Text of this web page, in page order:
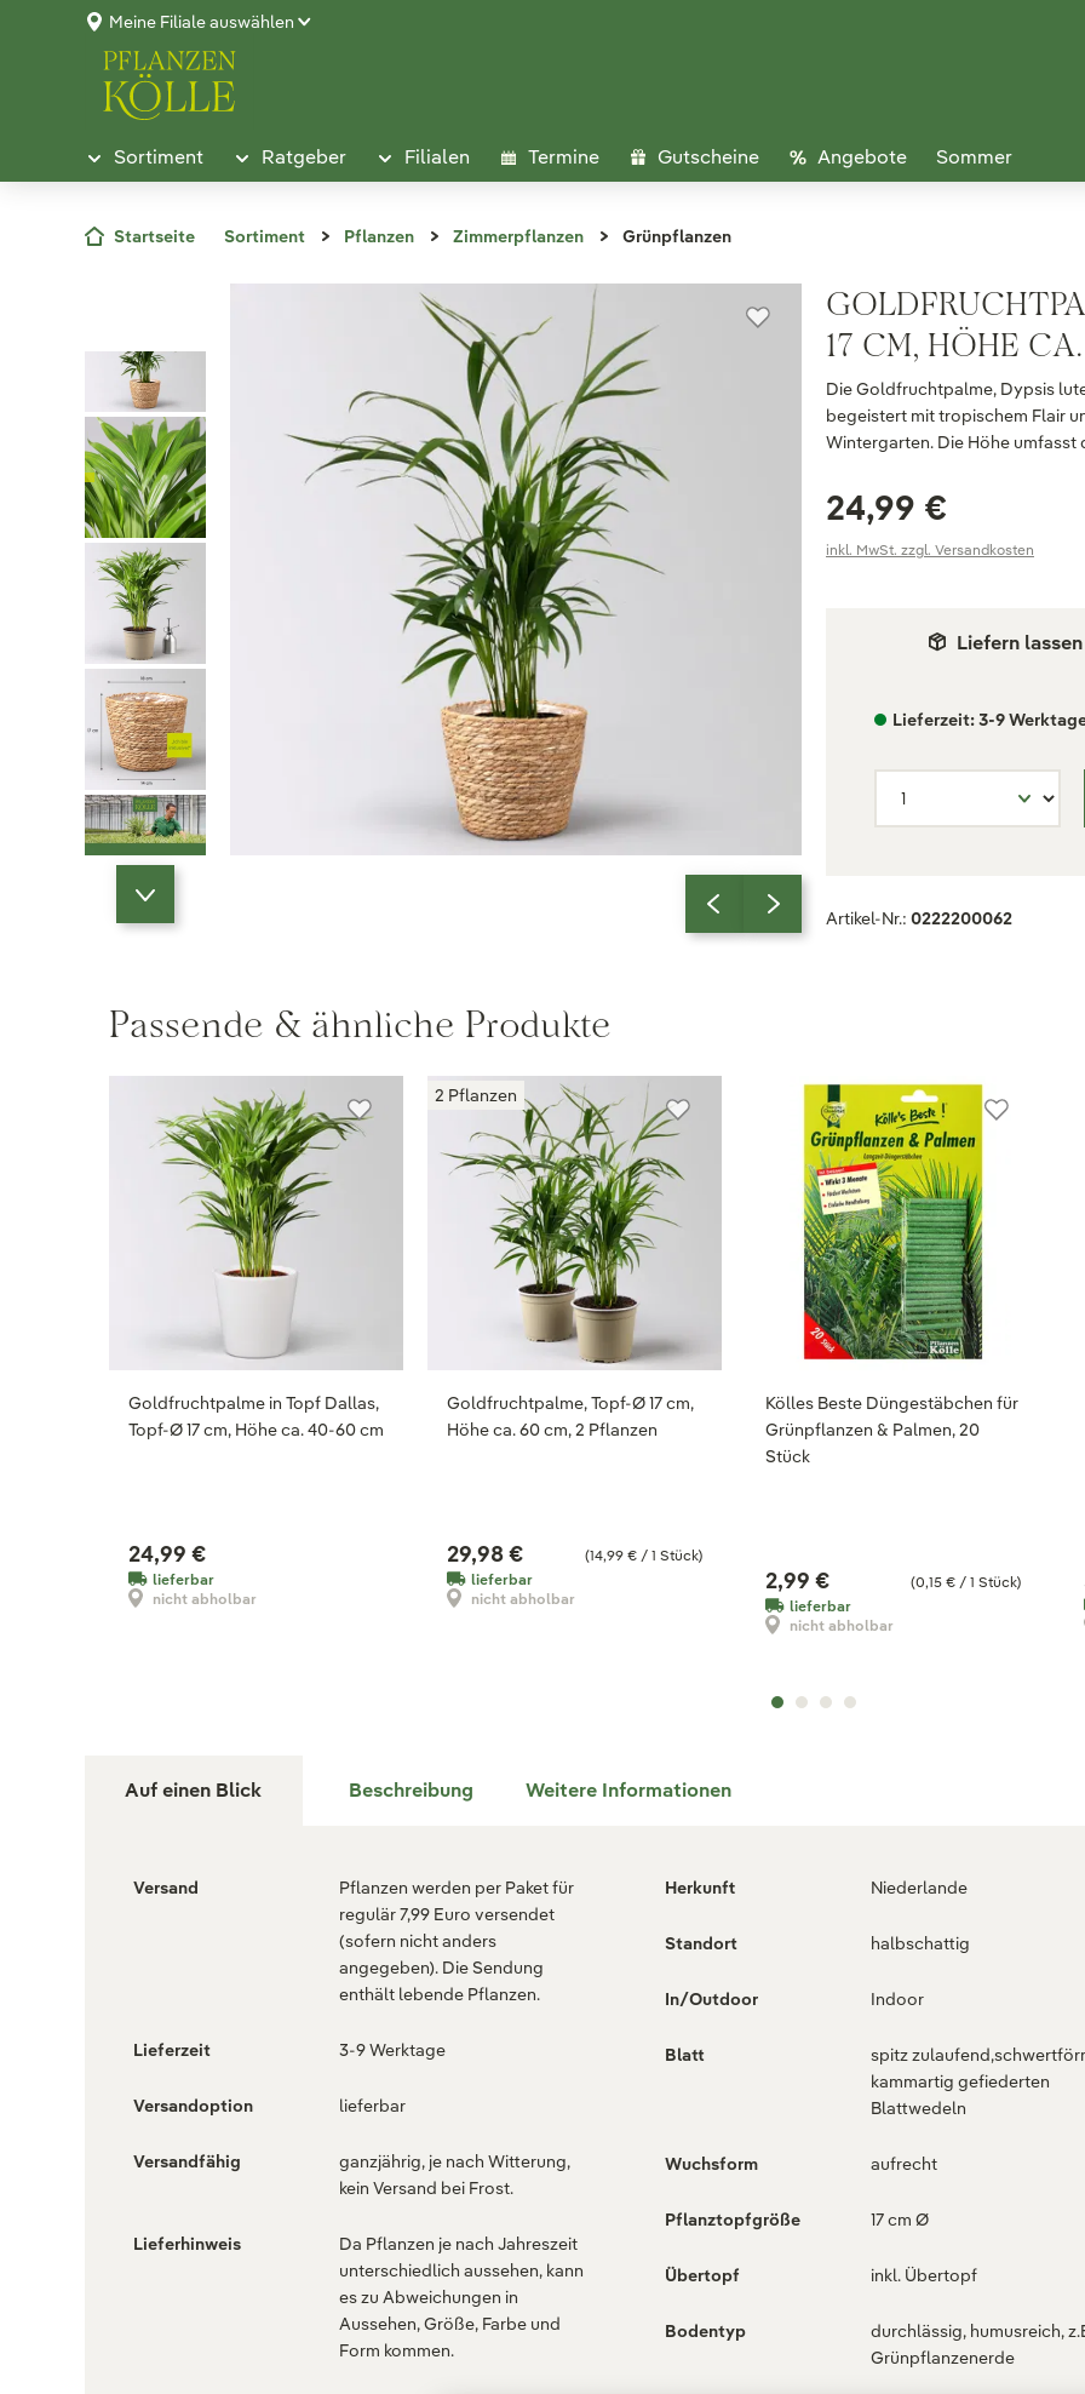
Meine Filiale auswählen
Sortiment Ratgeber Filialen Termine Gutscheine Angebote Sommer
Startseite Sortiment Pflanzen Zimmerpflanzen Grünpflanzen
17 CM, HÖHE
Die Goldfruchtpalme, Dypsis
begeistert mit tropischem Flair
Wintergarten. Die Höhe umfasst
24,99 €
inkl. MwSt. zzgl. Versandkosten
Liefern lassen
Lieferzeit: 3-9
Artikel-Nr.: 0222200062
Passende & ähnliche Produkte
Goldfruchtpalme in Topf Dallas,
Topf-Ø 17 cm, Höhe ca. 40-60 cm
24,99 €
lieferbar
nicht abholbar
2 Pflanzen
Goldfruchtpalme, Topf-Ø 17 cm,
Höhe ca. 60 cm, 2 Pflanzen
(14,99 € / 1 Stück)
29,98 €
lieferbar
nicht abholbar
Kölles Beste Düngestäbchen für
Grünpflanzen & Palmen, 20
Stück
(0,15 € / 1 Stück)
2,99 €
lieferbar
nicht abholbar
Auf einen Blick Beschreibung Weitere Informationen
Versand
Pflanzen werden per Paket für
regulär 7,99 Euro versendet
(sofern nicht anders
angegeben). Die Sendung
enthält lebende Pflanzen.
Lieferzeit 3-9 Werktage
Versandoption lieferbar
Versandfähig
ganzjährig, je nach Witterung,
kein Versand bei Frost.
Lieferhinweis
Da Pflanzen je nach Jahreszeit
unterschiedlich aussehen, kann
es zu Abweichungen in
Aussehen, Größe, Farbe und
Form kommen.
Herkunft Niederlande
Standort halbschattig
In/Outdoor Indoor
Blatt
spitz
kammartig gefiederten
Blattwedeln
Wuchsform aufrecht
Pflanztopfgröße 17 cm Ø
Übertopf inkl. Übertopf
Bodentyp
durchlässig, humusreich,
Grünpflanzenerde